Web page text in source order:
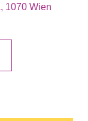
1070 Wien